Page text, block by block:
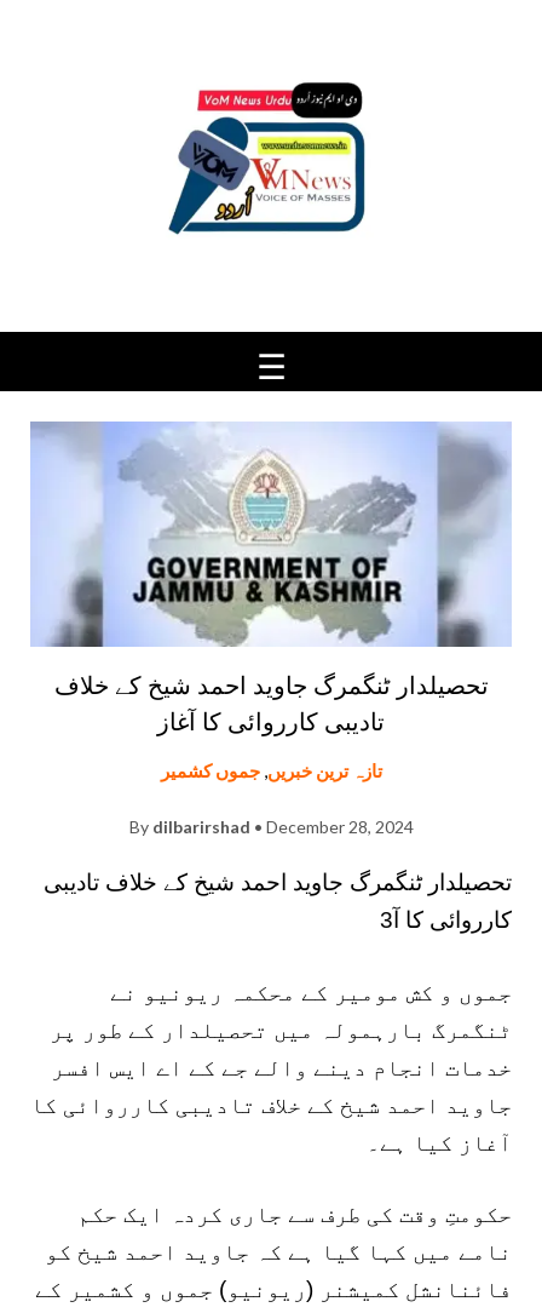
تحصیلدار ٹنگمرگ جاوید احمد شیخ کے خلاف
تادیبی کارروائی کا آغاز
تازہ ترین خبریں,جموں کشمیر
By dilbarirshad • December 28, 2024
تحصیلدار ٹنگمرگ جاوید احمد شیخ کے خلاف تادیبی
کارروائی کا آ3
جموں و کش مومیر کے محکمہ ریونیو نے
ٹنگمرگ بارہمولہ میں تحصیلدار کے طور پر
خدمات انجام دینے والے جے کے اے ایس افسر
جاوید احمد شیخ کے خلاف تادیبی کارروائی کا
آغاز کیا ہے۔
حکومتِ وقت کی طرف سے جاری کردہ ایک حکم
نامے میں کہا گیا ہے کہ جاوید احمد شیخ کو
فائنانشل کميشنر (ریونیو) جموں و کشمیر کے